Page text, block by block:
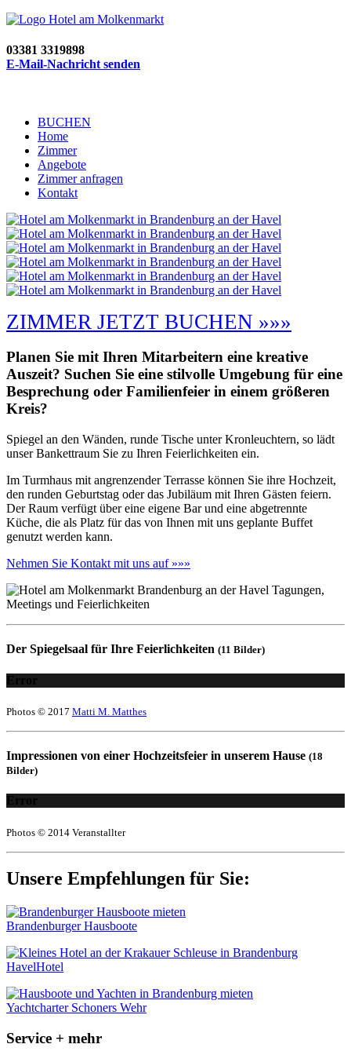
03381 3319898
E-Mail-Nachricht senden
BUCHEN
Home
Zimmer
Angebote
Zimmer anfragen
Kontakt
ZIMMER JETZT BUCHEN »»»
Planen Sie mit Ihren Mitarbeitern eine kreative
Auszeit? Suchen Sie eine stilvolle Umgebung für eine
Besprechung oder Familienfeier in einem größeren
Kreis?
Spiegel an den Wänden, runde Tische unter Kronleuchtern, so lädt
unser Bankettraum Sie zu Ihren Feierlichkeiten ein.
Im Turmhaus mit angrenzender Terrasse können Sie ihre Hochzeit,
den runden Geburtstag oder das Jubiläum mit Ihren Gästen feiern.
Der Raum verfügt über eine eigene Bar und eine abgetrennte
Küche, die als Platz für das von Ihnen mit uns geplante Buffet
genutzt werden kann.
Nehmen Sie Kontakt mit uns auf »»»
Der Spiegelsaal für Ihre Feierlichkeiten (11 Bilder)
Error
Photos © 2017 Matti M. Matthes
Impressionen von einer Hochzeitsfeier in unserem Hause (18
Bilder)
Error
Photos © 2014 Veranstallter
Unsere Empfehlungen für Sie:
Brandenburger Hausboote
HavelHotel
Yachtcharter Schoners Wehr
Service + mehr